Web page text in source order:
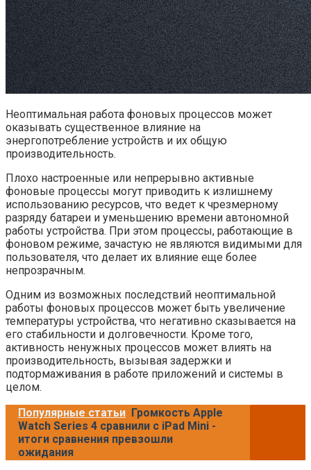
Неоптимальная работа фоновых процессов может
оказывать существенное влияние на
энергопотребление устройств и их общую
производительность.
Плохо настроенные или непрерывно активные
фоновые процессы могут приводить к излишнему
использованию ресурсов, что ведет к чрезмерному
разряду батареи и уменьшению времени автономной
работы устройства. При этом процессы, работающие в
фоновом режиме, зачастую не являются видимыми для
пользователя, что делает их влияние еще более
непрозрачным.
Одним из возможных последствий неоптимальной
работы фоновых процессов может быть увеличение
температуры устройства, что негативно сказывается на
его стабильности и долговечности. Кроме того,
активность ненужных процессов может влиять на
производительность, вызывая задержки и
подтормаживания в работе приложений и системы в
целом.
Популярные статьи Громкость Apple
Watch Series 4 сравнили с iPad Mini -
итоги сравнения превзошли
ожидания